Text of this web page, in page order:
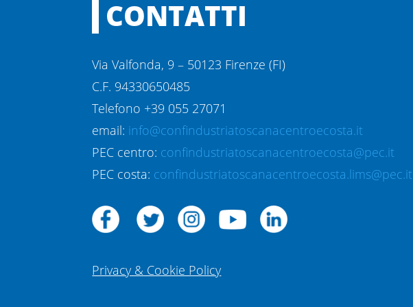
CONTATTI
Via Valfonda, 9 – 50123 Firenze (FI)
C.F. 94330650485
Telefono +39 055 27071
email: info@confindustriatoscanacentroecosta.it
PEC centro: confindustriatoscanacentroecosta@pec.it
PEC costa: confindustriatoscanacentroecosta.lims@pec.it
Privacy & Cookie Policy